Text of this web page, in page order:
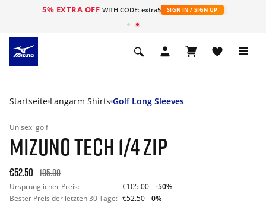
5% EXTRA OFF WITH CODE: extra5 SIGN IN / SIGN UP
Startseite Langarm Shirts Golf Long Sleeves
Unisex golf
MIZUNO TECH 1/4 ZIP
€52.50 105.00
Ursprünglicher Preis: €105.00
-50%
Bester Preis der letzten 30 Tage: €52.50
0%